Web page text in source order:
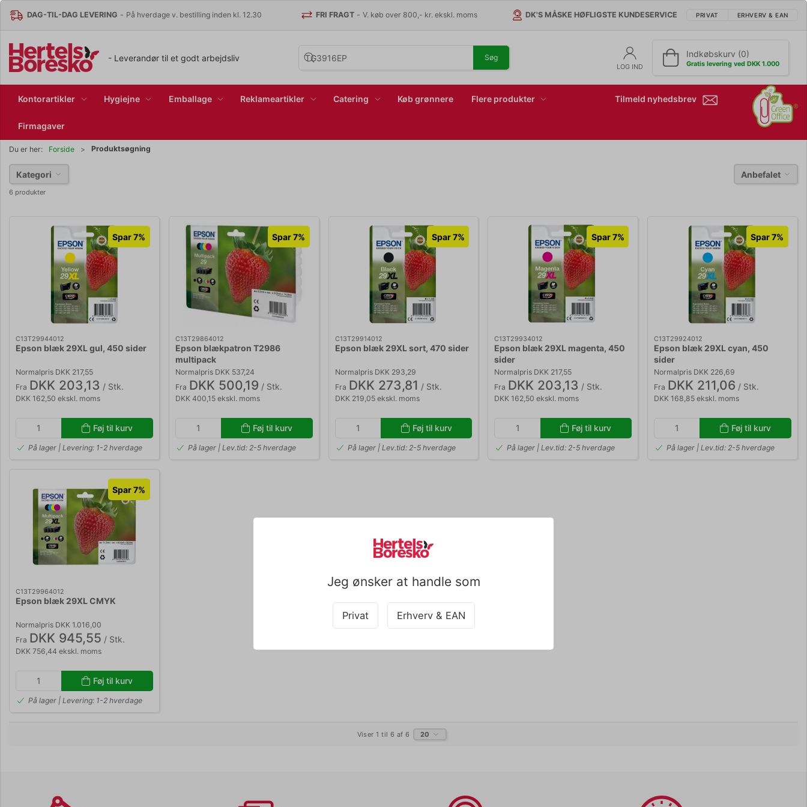
DAG-TIL-DAG LEVERING - På hverdage v. bestilling inden kl. 12.30 FRI FRAGT -V. køb over 800,- kr. ekskl. moms DK'S MÅSKE HØFLIGSTE KUNDESERVICE PRIVAT ERHVERV & EAN
- Leverandør til et godt arbejdsliv Søg
LOG IND
Indkøbskurv (0)
Gratis levering ved DKK 1.000
Kontorartikler Hygiejne Emballage Reklameartikler Catering Køb grønnere Flere produkter
Firmagaver
Tilmeld nyhedsbrev
Du er her: Forside Produktsøgning
Jeg ønsker at handle som
Privat Erhverv & EAN
Kategori Anbefalet
6 produkter
Spar 7%
C13T29944012
Epson blæk 29XL gul, 450 sider
Normalpris DKK 217,55
Fra DKK 203,13 / Stk.
DKK 162,50 ekskl. moms
Føj til kurv
På lager | Levering: 1-2 hverdage
Spar 7%
C13T29864012
Epson blækpatron T2986
multipack
Normalpris DKK 537,24
Fra DKK 500,19 / Stk.
DKK 400,15 ekskl. moms
Føj til kurv
På lager | Lev.tid: 2-5 hverdage
Spar 7%
C13T29914012
Epson blæk 29XL sort, 470 sider
Normalpris DKK 293,29
Fra DKK 273,81 / Stk.
DKK 219,05 ekskl. moms
Føj til kurv
På lager | Lev.tid: 2-5 hverdage
Spar 7%
C13T29934012
Epson blæk 29XL magenta, 450
sider
Normalpris DKK 217,55
Fra DKK 203,13 / Stk.
DKK 162,50 ekskl. moms
Føj til kurv
På lager | Lev.tid: 2-5 hverdage
Spar 7%
C13T29924012
Epson blæk 29XL cyan, 450
sider
Normalpris DKK 226,69
Fra DKK 211,06 / Stk.
DKK 168,85 ekskl. moms
Føj til kurv
På lager | Lev.tid: 2-5 hverdage
Spar 7%
C13T29964012
Epson blæk 29XL CMYK
Normalpris DKK 1.016,00
Fra DKK 945,55 / Stk.
DKK 756,44 ekskl. moms
Føj til kurv
På lager | Levering: 1-2 hverdage
Viser 1 til 6 af 6 20